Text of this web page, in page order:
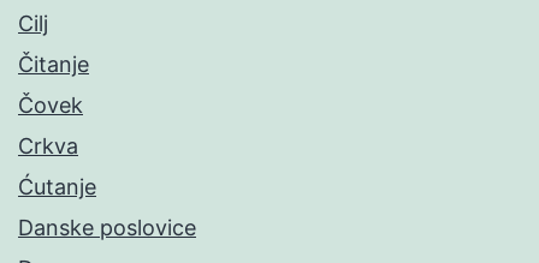
Cilj
Čitanje
Čovek
Crkva
Ćutanje
Danske poslovice